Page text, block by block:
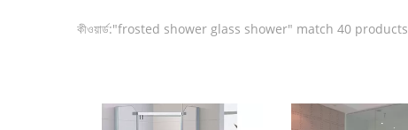
কীওয়ার্ড:"frosted shower glass shower" match 40 products